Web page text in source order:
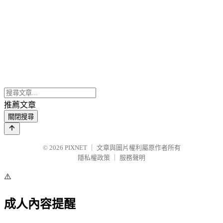
推薦文章
關閉搜尋
© 2026 PIXNET
文章與圖片權利屬原作者所有
隱私權政策
服務聲明
⚠️
成人內容提醒